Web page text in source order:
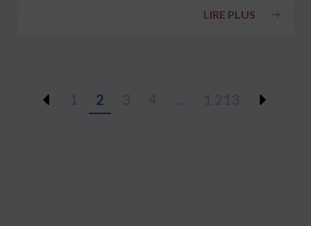
LIRE PLUS
2